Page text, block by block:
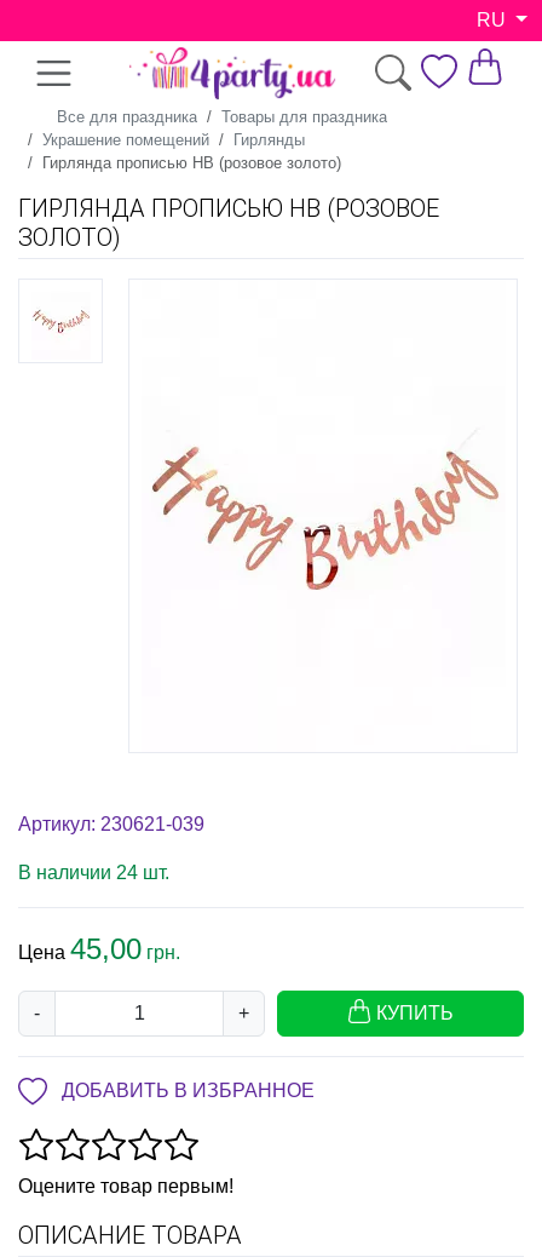
RU
Все для праздника
Товары для праздника
Украшение помещений
Гирлянды
Гирлянда прописью HB (розовое золото)
ГИРЛЯНДА ПРОПИСЬЮ HB (РОЗОВОЕ
ЗОЛОТО)
Артикул: 230621-039
В наличии 24 шт.
Цена 45,00 грн.
- + КУПИТЬ
ДОБАВИТЬ В ИЗБРАННОЕ
Оцените товар первым!
ОПИСАНИЕ ТОВАРА